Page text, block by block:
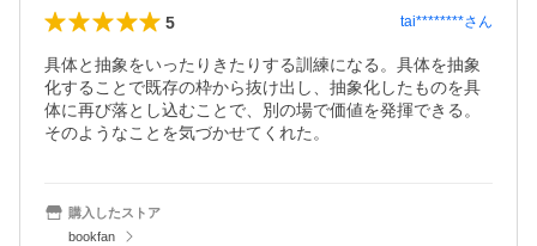
5 tai********さん
具体と抽象をいったりきたりする訓練になる。具体を抽象
化することで既存の枠から抜け出し、抽象化したものを具
体に再び落とし込むことで、別の場で価値を発揮できる。
そのようなことを気づかせてくれた。
購入したストア
bookfan